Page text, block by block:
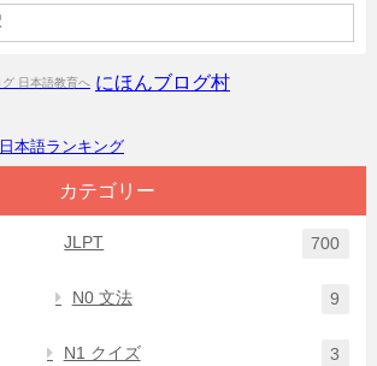
にほんブログ村
日本語ランキング
カテゴリー
JLPT 700
N0 文法 9
N1 クイズ 3